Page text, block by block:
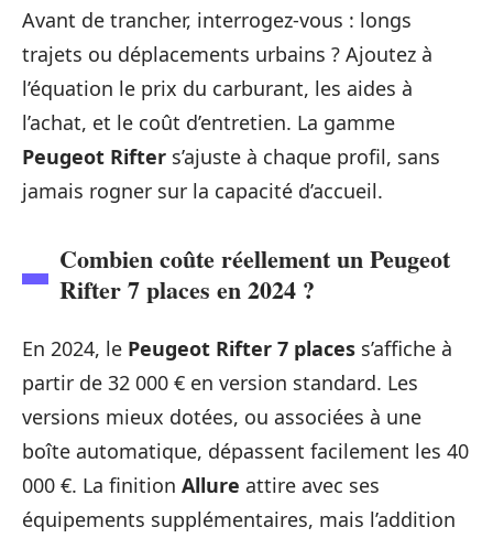
Avant de trancher, interrogez-vous : longs
trajets ou déplacements urbains ? Ajoutez à
l’équation le prix du carburant, les aides à
l’achat, et le coût d’entretien. La gamme
Peugeot Rifter s’ajuste à chaque profil, sans
jamais rogner sur la capacité d’accueil.
Combien coûte réellement un Peugeot
Rifter 7 places en 2024 ?
En 2024, le Peugeot Rifter 7 places s’affiche à
partir de 32 000 € en version standard. Les
versions mieux dotées, ou associées à une
boîte automatique, dépassent facilement les 40
000 €. La finition Allure attire avec ses
équipements supplémentaires, mais l’addition